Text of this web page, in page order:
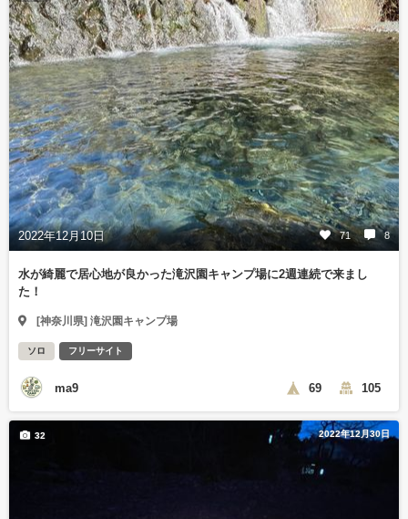
2022年12月10日 71 8
水が綺麗で居心地が良かった滝沢園キャンプ場に2週連続で来まし
た！
[神奈川県] 滝沢園キャンプ場
ソロ フリーサイト
ma9 69 105
2022年12月30日
32